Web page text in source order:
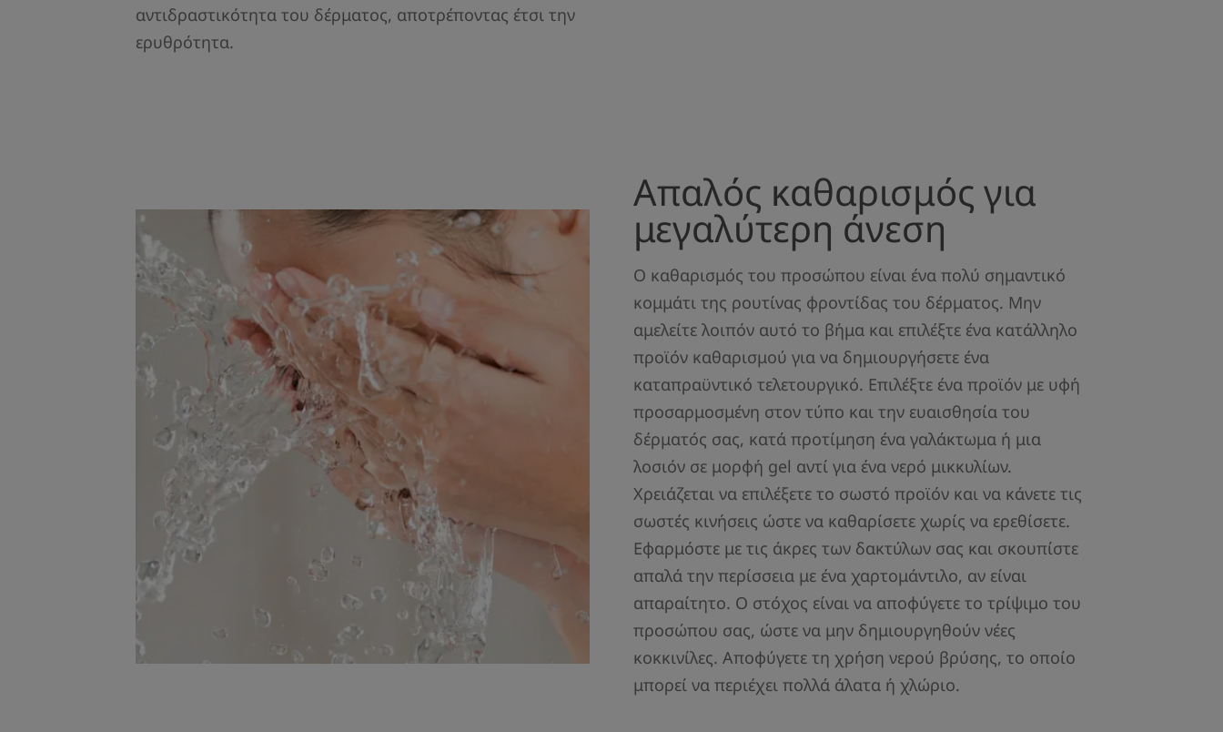
αντιδραστικότητα του δέρματος, αποτρέποντας έτσι την
ερυθρότητα.
Απαλός καθαρισμός για
μεγαλύτερη άνεση
Ο καθαρισμός του προσώπου είναι ένα πολύ σημαντικό
κομμάτι της ρουτίνας φροντίδας του δέρματος. Μην
αμελείτε λοιπόν αυτό το βήμα και επιλέξτε ένα κατάλληλο
προϊόν καθαρισμού για να δημιουργήσετε ένα
καταπραϋντικό τελετουργικό. Επιλέξτε ένα προϊόν με υφή
προσαρμοσμένη στον τύπο και την ευαισθησία του
δέρματός σας, κατά προτίμηση ένα γαλάκτωμα ή μια
λοσιόν σε μορφή gel αντί για ένα νερό μικκυλίων.
Χρειάζεται να επιλέξετε το σωστό προϊόν και να κάνετε τις
σωστές κινήσεις ώστε να καθαρίσετε χωρίς να ερεθίσετε.
Εφαρμόστε με τις άκρες των δακτύλων σας και σκουπίστε
απαλά την περίσσεια με ένα χαρτομάντιλο, αν είναι
απαραίτητο. Ο στόχος είναι να αποφύγετε το τρίψιμο του
προσώπου σας, ώστε να μην δημιουργηθούν νέες
κοκκινίλες. Αποφύγετε τη χρήση νερού βρύσης, το οποίο
μπορεί να περιέχει πολλά άλατα ή χλώριο.